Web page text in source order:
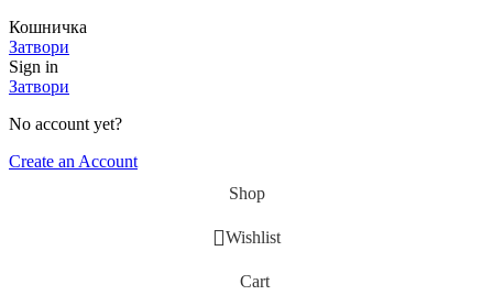
Кошничка
Затвори
Sign in
Затвори
No account yet?
Create an Account
Shop
Wishlist
Cart